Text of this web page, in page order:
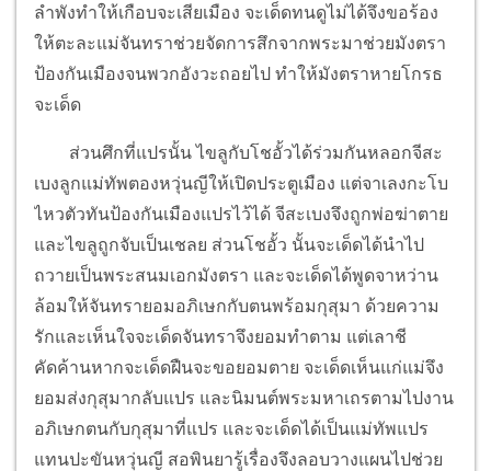
ลำพังทำให้เกือบจะเสียเมือง จะเด็ดทนดูไม่ได้จึงขอร้อง
ให้ตะละแม่จันทราช่วยจัดการสึกจากพระมาช่วยมังตรา
ป้องกันเมืองจนพวกอังวะถอยไป ทำให้มังตราหายโกรธ
จะเด็ด
ส่วนศึกที่แปรนั้น ไขลูกับโชอั้วได้ร่วมกันหลอกจีสะ
เบงลูกแม่ทัพตองหวุ่นญีให้เปิดประตูเมือง แต่จาเลงกะโบ
ไหวตัวทันป้องกันเมืองแปรไว้ได้ จีสะเบงจึงถูกพ่อฆ่าตาย
และไขลูถูกจับเป็นเชลย ส่วนโชอั้ว นั้นจะเด็ดได้นำไป
ถวายเป็นพระสนมเอกมังตรา และจะเด็ดได้พูดจาหว่าน
ล้อมให้จันทรายอมอภิเษกกับตนพร้อมกุสุมา ด้วยความ
รักและเห็นใจจะเด็ดจันทราจึงยอมทำตาม แต่เลาชี
คัดค้านหากจะเด็ดฝืนจะขอยอมตาย จะเด็ดเห็นแก่แม่จึง
ยอมส่งกุสุมากลับแปร และนิมนต์พระมหาเถรตามไปงาน
อภิเษกตนกับกุสุมาที่แปร และจะเด็ดได้เป็นแม่ทัพแปร
แทนปะขันหวุ่นญี สอพินยารู้เรื่องจึงลอบวางแผนไปช่วย